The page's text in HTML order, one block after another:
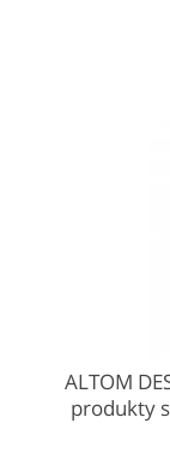
ALTOM
produkty